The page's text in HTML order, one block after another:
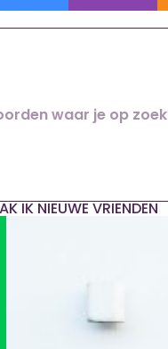
IK NIEUWE VRIENDEN